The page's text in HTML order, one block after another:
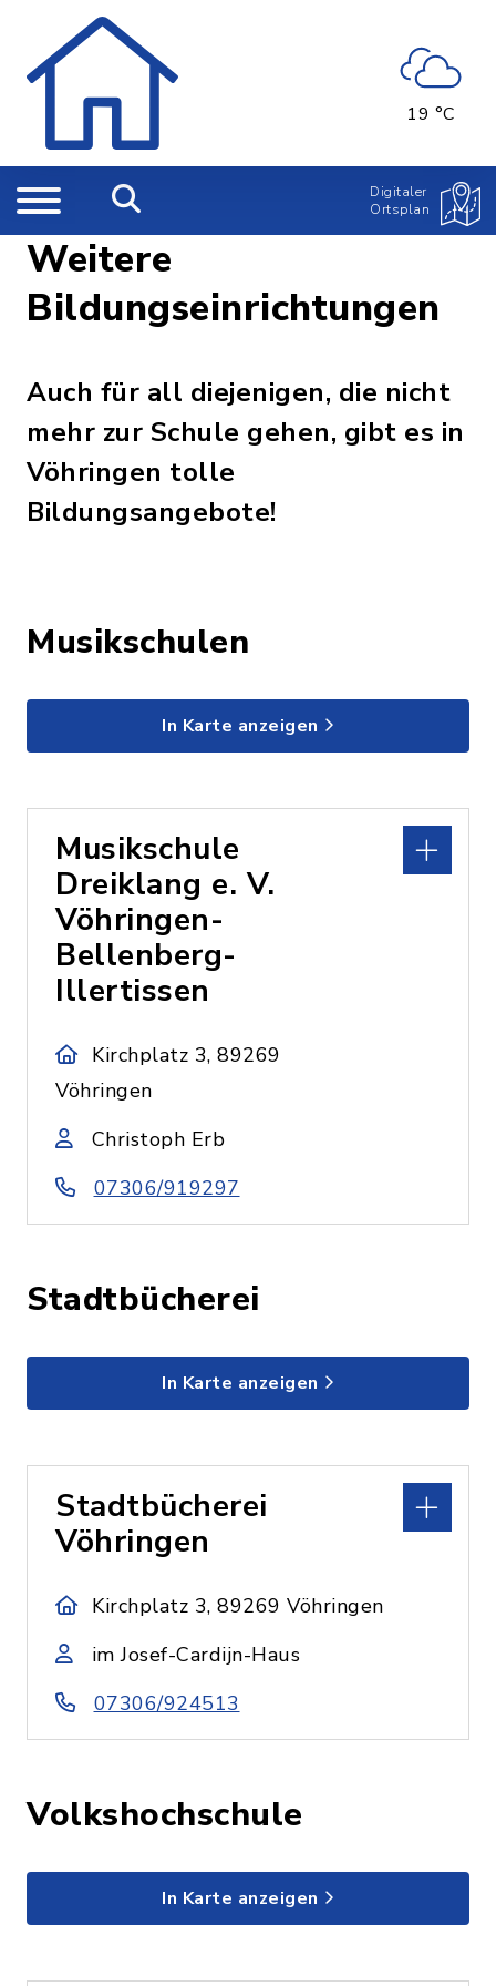
19 °C
Digitaler
Ortsplan
Weitere
Bildungseinrichtungen
Auch für all diejenigen, die nicht
mehr zur Schule gehen, gibt es in
Vöhringen tolle
Bildungsangebote!
Musikschulen
In Karte anzeigen
Musikschule
Dreiklang e. V.
Vöhringen-
Bellenberg-
Illertissen
Kirchplatz 3, 89269
Vöhringen
Christoph Erb
07306/919297
Stadtbücherei
In Karte anzeigen
Stadtbücherei
Vöhringen
Kirchplatz 3, 89269 Vöhringen
im Josef-Cardijn-Haus
07306/924513
Volkshochschule
In Karte anzeigen